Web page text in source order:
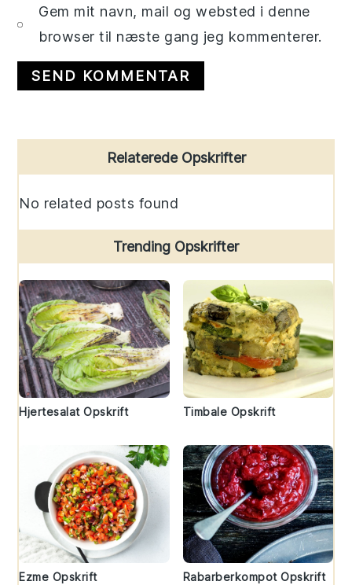
Gem mit navn, mail og websted i denne
browser til næste gang jeg kommenterer.
Sidebar
Relaterede Opskrifter
No related posts found
Trending Opskrifter
Hjertesalat Opskrift Timbale Opskrift
Ezme Opskrift Rabarberkompot Opskrift